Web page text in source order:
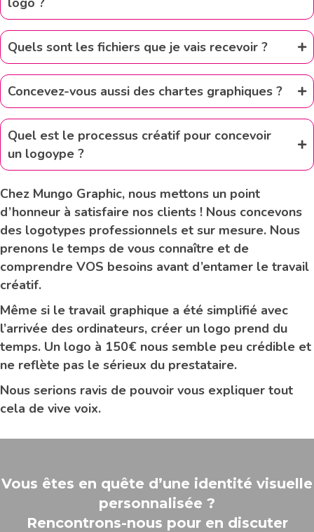
Quels sont les fichiers que je vais recevoir ?
Concevez-vous aussi des chartes graphiques ?
Quel est le processus créatif pour concevoir
un logoype ?
Chez Mungo Graphic, nous mettons un point
d’honneur à satisfaire nos clients ! Nous concevons
des logotypes professionnels et sur mesure. Nous
prenons le temps de vous connaître et de
comprendre VOS besoins avant d’entamer le travail
créatif.
Même si le travail graphique a été simplifié avec
l’arrivée des ordinateurs, créer un logo prend du
temps. Un logo à 150€ nous semble peu crédible et
ne reflète pas le sérieux du prestataire.
Nous serions ravis de pouvoir vous expliquer tout
cela de vive voix.
Vous êtes en quête d’une identité visuelle
personnalisée ?
Rencontrons-nous pour en discuter